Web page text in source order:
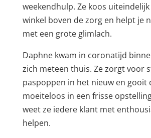
weekendhulp. Ze koos
winkel boven de zorg en helpt je
met een grote glimlach.
Daphne kwam in coronatijd
zich meteen thuis. Ze zorgt voor
paspoppen in het nieuw en gooit
moeiteloos in een frisse
weet ze iedere klant met
helpen.